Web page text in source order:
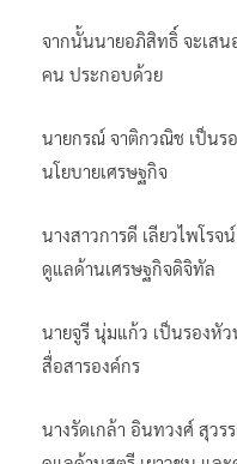
จากนั้นนายอภิสิทธิ์ จะเส
คน ประกอบด้วย
นายกรณ์​ จาติกวณิช เป็นร
นโยบายเศรษฐกิจ
นางสาวการดี เลียวไพโร
ดูแลด้านเศรษฐกิจดิจิทัล
นายจูรี​ นุ่มแก้ว เป็นรองหั
สื่อสารองค์กร
นางรัดเกล้า อินทวงศ์ สุว